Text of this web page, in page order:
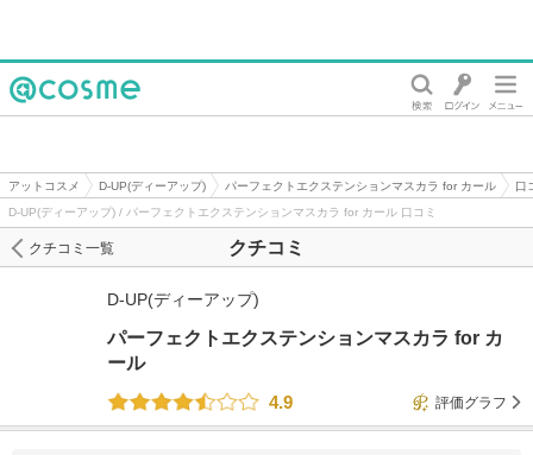
アットコスメ D-UP(ディーアップ) パーフェクトエクステンションマスカラ for カール
口
D-UP(ディーアップ) / パーフェクトエクステンションマスカラ for カール 口コミ
クチコミ
クチコミ一覧
D-UP(ディーアップ)
パーフェクトエクステンションマスカラ for カ
ール
4.9
評価グラフ